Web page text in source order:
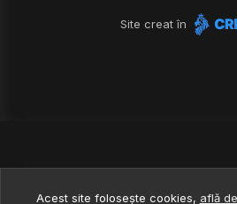
Site creat în
Acest site folosește cookies, află